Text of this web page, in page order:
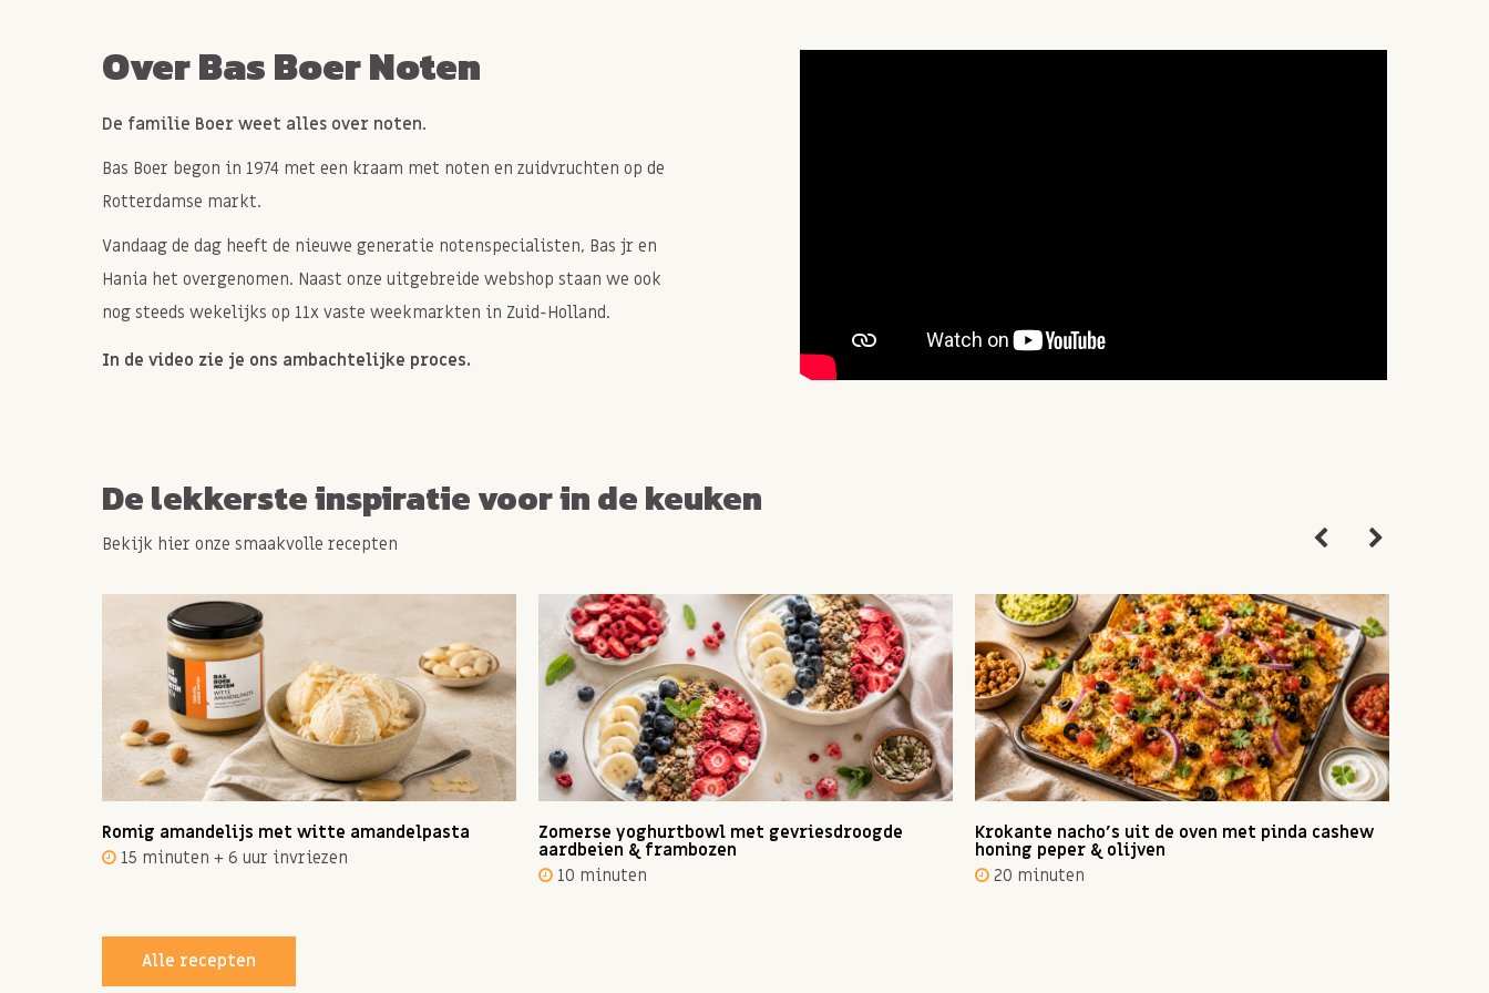
Houdbaarheid santen
Pure santen is lang houdbaar omdat het uit natuurlijke vetten bestaat.
Hierdoor kan je het minimaal 1 - 2 jaar bewaren mits je de verpakking na
Over Bas Boer Noten
De familie Boer weet alles over noten.
Bas Boer begon in 1974 met een kraam met noten en zuidvruchten op de
Rotterdamse markt.
Vandaag de dag heeft de nieuwe generatie notenspecialisten, Bas jr en
Hania het overgenomen. Naast onze uitgebreide webshop staan we ook
nog steeds wekelijks op 11x vaste weekmarkten in Zuid-Holland.
In de video zie je ons ambachtelijke proces.
De lekkerste inspiratie voor in de keuken
Bekijk hier onze smaakvolle recepten
Romig amandelijs met witte amandelpasta
15 minuten + 6 uur invriezen
Zomerse yoghurtbowl met gevriesdroogde
aardbeien & frambozen
10 minuten
Krokante nacho's uit de oven met pinda cashew
honing peper & olijven
20 minuten
Alle recepten